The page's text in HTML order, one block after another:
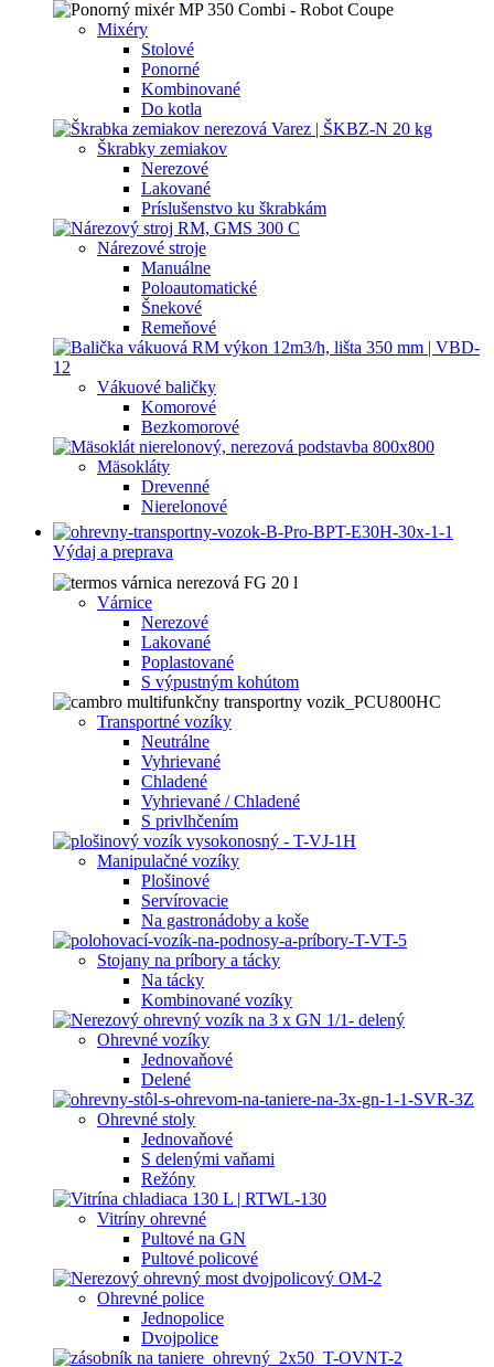
Mixéry
Stolové
Ponorné
Kombinované
Do kotla
Škrabky zemiakov
Nerezové
Lakované
Príslušenstvo ku škrabkám
Nárezové stroje
Manuálne
Poloautomatické
Šnekové
Remeňové
Vákuové baličky
Komorové
Bezkomorové
Mäsokláty
Drevenné
Nierelonové
Výdaj a preprava
Várnice
Nerezové
Lakované
Poplastované
S výpustným kohútom
Transportné vozíky
Neutrálne
Vyhrievané
Chladené
Vyhrievané / Chladené
S privlhčením
Manipulačné vozíky
Plošinové
Servírovacie
Na gastronádoby a koše
Stojany na príbory a tácky
Na tácky
Kombinované vozíky
Ohrevné vozíky
Jednovaňové
Delené
Ohrevné stoly
Jednovaňové
S delenými vaňami
Režóny
Vitríny ohrevné
Pultové na GN
Pultové policové
Ohrevné police
Jednopolice
Dvojpolice